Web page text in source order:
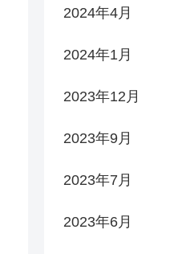
2024年4月
2024年1月
2023年12月
2023年9月
2023年7月
2023年6月